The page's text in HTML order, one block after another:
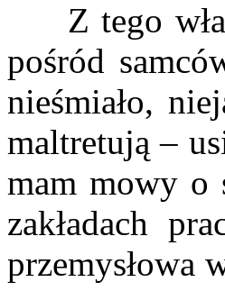
Z tego
pośród
nieśmiało,
maltretują –
mam mowy o
zakładach
przemysłowa